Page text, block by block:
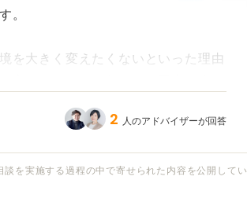
。
を大きく変えたくないといった理由
」「地元の人の支えになりたい」と
の程度重視されるのか、また採用担
2 人のアドバイザーが回答
を実施する過程の中で寄せられた内容を公開してい